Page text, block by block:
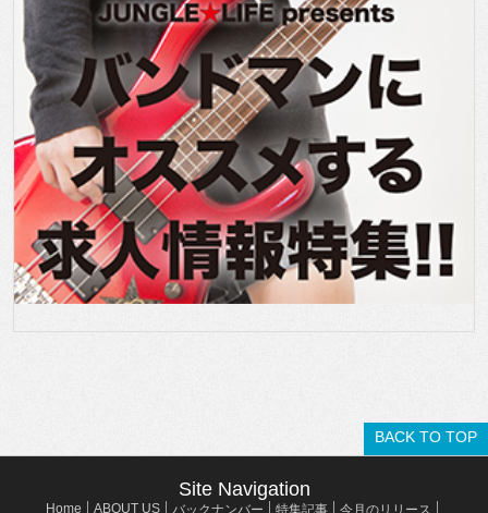
BACK TO TOP
Site Navigation
Home ABOUT US バックナンバー 特集記事 今月のリリース